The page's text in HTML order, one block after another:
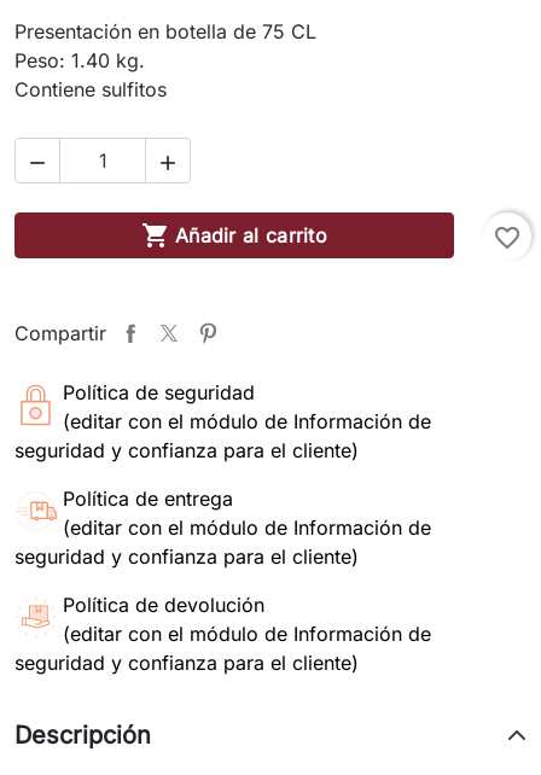
Presentación en botella de 75 CL
Peso: 1.40 kg.
Contiene sulfitos
 
 Añadir al carrito favorite_border
Compartir
Política de seguridad
(editar con el módulo de Información de
seguridad y confianza para el cliente)
Política de entrega
(editar con el módulo de Información de
seguridad y confianza para el cliente)
Política de devolución
(editar con el módulo de Información de
seguridad y confianza para el cliente)
Descripción